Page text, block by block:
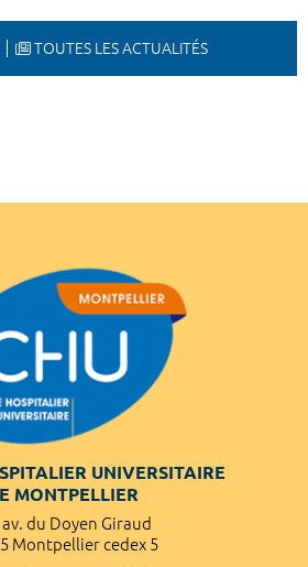
TOUTES LES ACTUALITÉS
UNIVERSITAIRE
MONTPELLIER
av. du Doyen Giraud
Montpellier cedex 5